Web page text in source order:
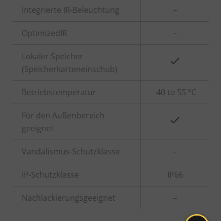
Eigentumsbeschreibung Eigentumswert
Integrierte IR-Beleuchtung –
OptimizedIR –
Lokaler Speicher
(Speicherkarteneinschub)
Betriebstemperatur -40 to 55 °C
Für den Außenbereich
geeignet
Vandalismus-Schutzklasse -
IP-Schutzklasse IP66
Nachlackierungsgeeignet –